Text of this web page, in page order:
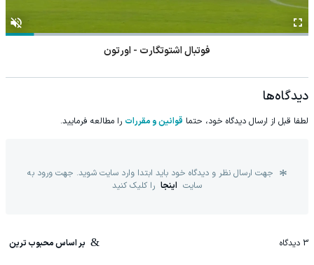
فوتبال اشتوتگارت - اورتون
دیدگاه‌ها
لطفا قبل از ارسال دیدگاه خود، حتما قوانین و مقررات را مطالعه فرمایید.
جهت ارسال نظر و دیدگاه خود باید ابتدا وارد سایت شوید. جهت ورود به
سایت اینجا را کلیک کنید
3 دیدگاه بر اساس محبوب ترین